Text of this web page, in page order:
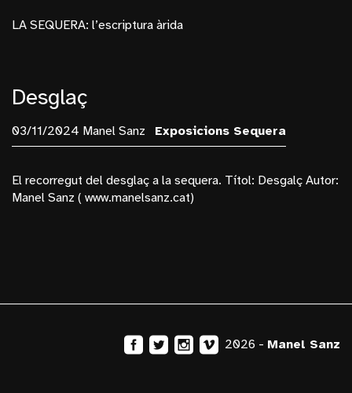
LA SEQUERA: l’escriptura àrida
Desglaç
03/11/2024 Manel Sanz Exposicions Sequera
El recorregut del desglaç a la sequera. Títol: Desgalç Autor:
Manel Sanz ( www.manelsanz.cat)
2026 - Manel Sanz